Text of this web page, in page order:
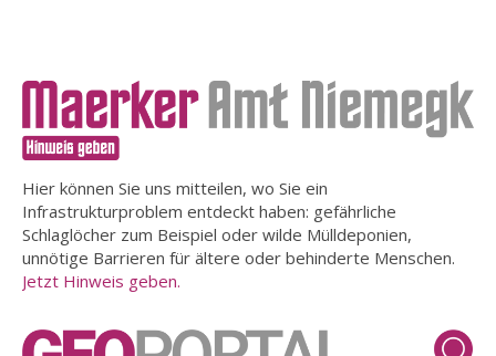
Hier können Sie uns mitteilen, wo Sie ein
Infrastrukturproblem entdeckt haben: gefährliche
Schlaglöcher zum Beispiel oder wilde Mülldeponien,
unnötige Barrieren für ältere oder behinderte Menschen.
Jetzt Hinweis geben.